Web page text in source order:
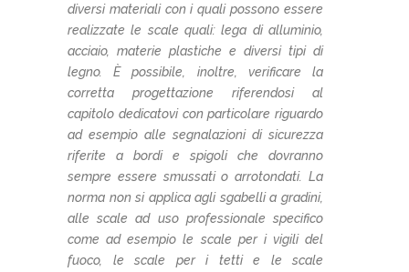
diversi materiali con i quali possono essere
realizzate le scale quali: lega di alluminio,
acciaio, materie plastiche e diversi tipi di
legno. È possibile, inoltre, verificare la
corretta progettazione riferendosi al
capitolo dedicatovi con particolare riguardo
ad esempio alle segnalazioni di sicurezza
riferite a bordi e spigoli che dovranno
sempre essere smussati o arrotondati. La
norma non si applica agli sgabelli a gradini,
alle scale ad uso professionale specifico
come ad esempio le scale per i vigili del
fuoco, le scale per i tetti e le scale